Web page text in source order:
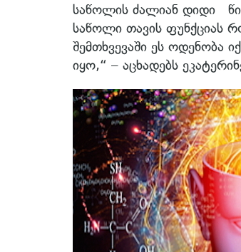
საწოლის ძალიან დიდი
საწოლი თავის ფუნქციას
შემთხვევაში ეს ოდენობა
იყო,“ – აცხადებს